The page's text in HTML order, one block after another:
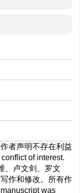
作者声明不存在利益
of interest.
、卢文剑、罗文
作和修改。所有作
was